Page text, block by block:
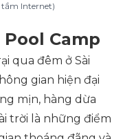
tầm Internet)
Camp
qua đêm ở Sài
gian hiện đại
mịn, hàng dừa
trời là những điểm